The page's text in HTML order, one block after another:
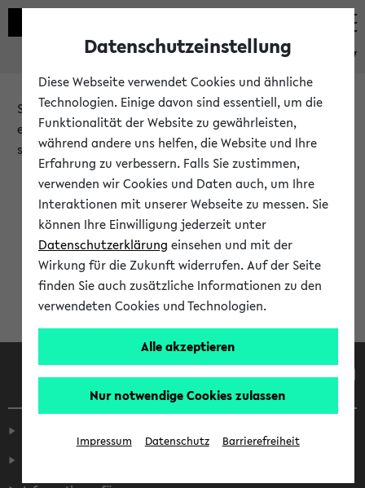
eKVV
Sie möchten auf eine eKVV Funktion zugreifen, die Ihnen
erst nach einer Anmeldung am System zur Verfügung
steht.
Bitte melden Sie sich an:
Anmeldung am eKVV
Datenschutzeinstellung
Diese Webseite verwendet Cookies und ähnliche
Technologien. Einige davon sind essentiell, um die
Funktionalität der Website zu gewährleisten,
während andere uns helfen, die Website und Ihre
Erfahrung zu verbessern. Falls Sie zustimmen,
verwenden wir Cookies und Daten auch, um Ihre
Interaktionen mit unserer Webseite zu messen. Sie
können Ihre Einwilligung jederzeit unter
Datenschutzerklärung einsehen und mit der
Wirkung für die Zukunft widerrufen. Auf der Seite
finden Sie auch zusätzliche Informationen zu den
verwendeten Cookies und Technologien.
Alle akzeptieren
Nur notwendige Cookies zulassen
Impressum Datenschutz Barrierefreiheit